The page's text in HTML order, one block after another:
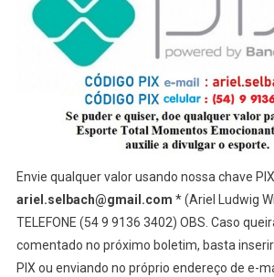
Envie qualquer valor usando nossa chave
ariel.selbach@gmail.com * (Ariel Ludwig
TELEFONE (54 9 9136 3402) OBS. Caso
comentado no próximo boletim, basta
PIX ou enviando no próprio endereço de e-